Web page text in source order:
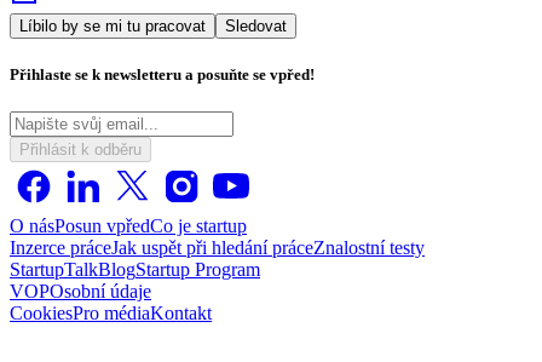
Líbilo by se mi tu pracovat Sledovat
Přihlaste se k newsletteru a posuňte se vpřed!
Přihlásit k odběru
O násPosun vpředCo je startup
Inzerce práceJak uspět při hledání práceZnalostní testy
StartupTalkBlogStartup Program
VOPOsobní údaje
CookiesPro médiaKontakt